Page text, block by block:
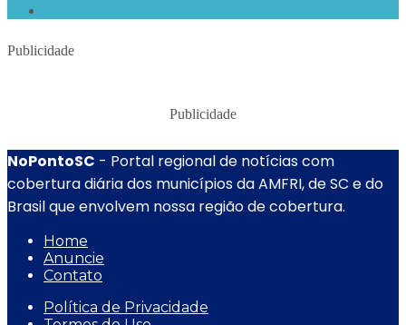
Publicidade
Publicidade
NoPontoSC - Portal regional de notícias com
cobertura diária dos municípios da AMFRI, de SC e do
Brasil que envolvem nossa região de cobertura.
Home
Anuncie
Contato
Política de Privacidade